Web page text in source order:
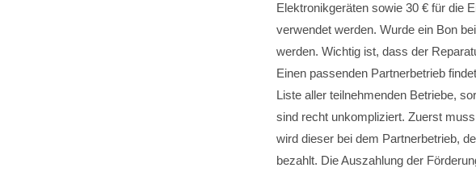
Elektronikgeräten sowie 30 € für die
verwendet werden. Wurde ein Bon
werden. Wichtig ist, dass der
Einen passenden Partnerbetrieb
Liste aller teilnehmenden Betriebe,
sind recht unkompliziert. Zuerst
wird dieser bei dem Partnerbetrieb,
bezahlt. Die Auszahlung der